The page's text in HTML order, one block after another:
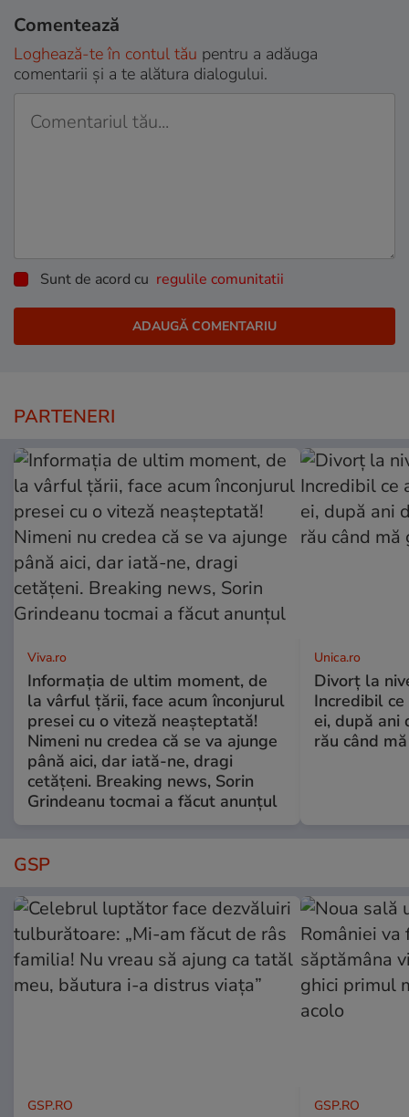
Comentează
Loghează-te în contul tău pentru a adăuga
comentarii și a te alătura dialogului.
Sunt de acord cu regulile comunitatii
PARTENERI
Viva.ro
Informația de ultim moment, de
la vârful țării, face acum înconjurul
presei cu o viteză neașteptată!
Nimeni nu credea că se va ajunge
până aici, dar iată-ne, dragi
cetățeni. Breaking news, Sorin
Grindeanu tocmai a făcut anunțul
Unica.ro
Divorț la
Incredibil
ei, după ani
rău când
GSP
GSP.RO GSP.RO